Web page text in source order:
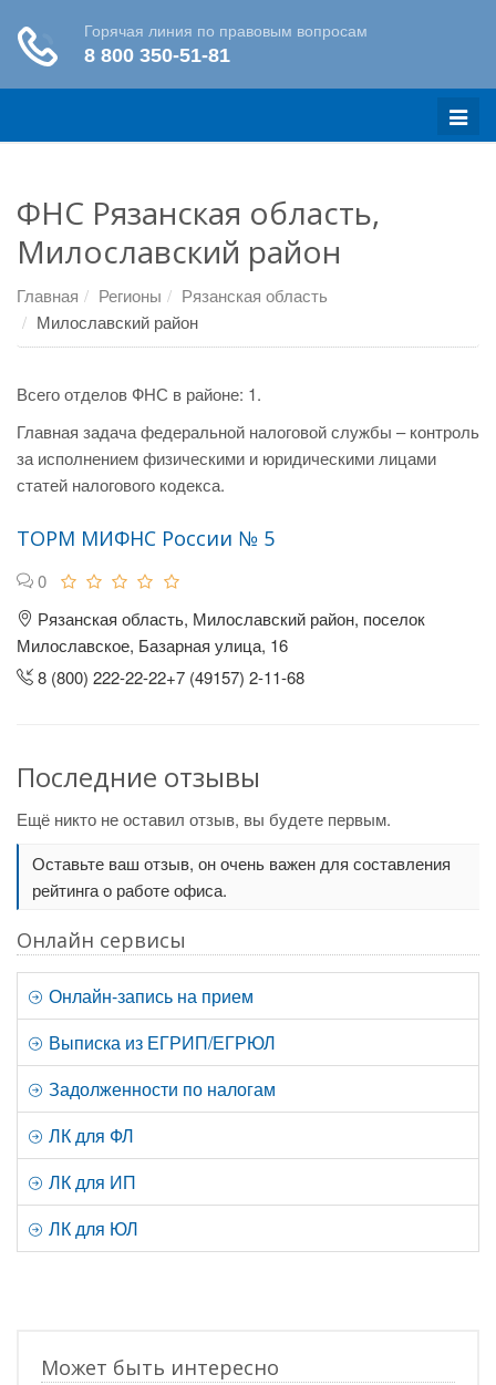
Меню
ФНС Рязанская область,
Милославский район
Главная Регионы
Рязанская область
Милославский район
Всего отделов ФНС в районе: 1.
Главная задача федеральной налоговой службы – контроль
за исполнением физическими и юридическими лицами
статей налогового кодекса.
ТОРМ МИФНС России № 5
0
Рязанская область, Милославский район, поселок
Милославское, Базарная улица, 16
8 (800) 222-22-22+7 (49157) 2-11-68
Последние отзывы
Ещё никто не оставил отзыв, вы будете первым.
Оставьте ваш отзыв, он очень важен для составления
рейтинга о работе офиса.
Онлайн сервисы
Онлайн-запись на прием
Выписка из ЕГРИП/ЕГРЮЛ
Задолженности по налогам
ЛК для ФЛ
ЛК для ИП
ЛК для ЮЛ
Может быть интересно